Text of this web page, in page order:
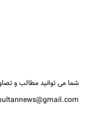
شما می توانید مطالب و